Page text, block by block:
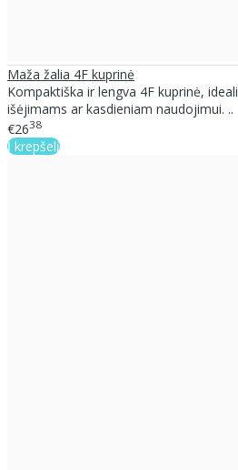
Maža žalia 4F kuprinė
Kompaktiška ir lengva 4F kuprinė,
išėjimams ar kasdieniam naudojimui. ..
€2638
Į krepšelį